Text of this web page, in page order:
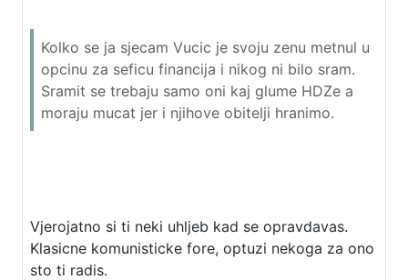
Kolko se ja sjecam Vucic je svoju zenu metnul u
opcinu za seficu financija i nikog ni bilo sram.
Sramit se trebaju samo oni kaj glume HDZe a
moraju mucat jer i njihove obitelji hranimo.
Vjerojatno si ti neki uhljeb kad se opravdavas.
Klasicne komunisticke fore, optuzi nekoga za ono
sto ti radis.